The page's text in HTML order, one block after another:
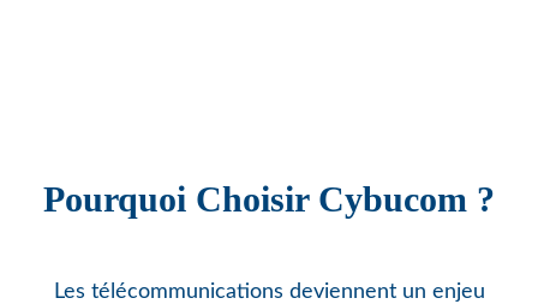
Pourquoi Choisir Cybucom ?
Les télécommunications deviennent un enjeu